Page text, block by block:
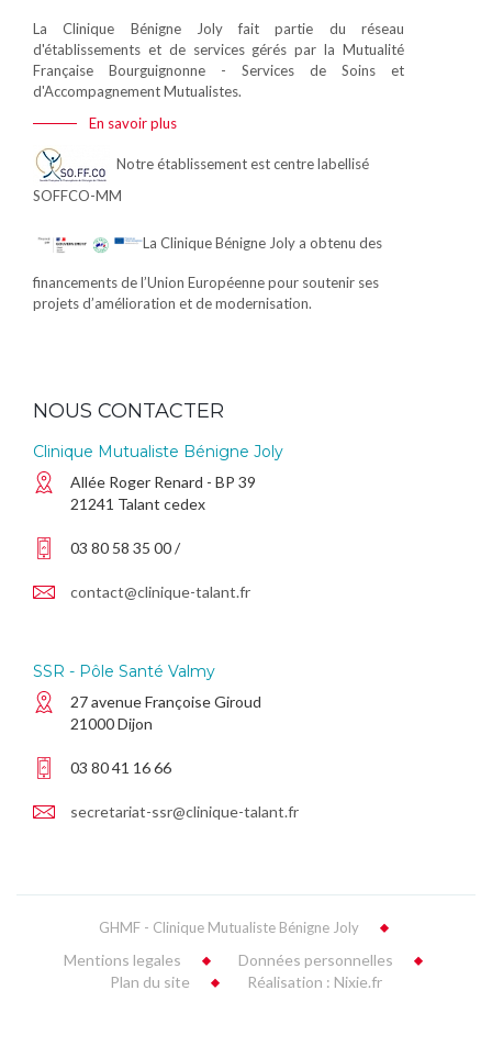
La Clinique Bénigne Joly fait partie du réseau
d'établissements et de services gérés par la Mutualité
Française Bourguignonne - Services de Soins et
d'Accompagnement Mutualistes.
En savoir plus
Notre établissement est centre labellisé
SOFFCO-MM
La Clinique Bénigne Joly a obtenu des
financements de l’Union Européenne pour soutenir ses
projets d’amélioration et de modernisation.
NOUS CONTACTER
Clinique Mutualiste Bénigne Joly
Allée Roger Renard - BP 39
21241 Talant cedex
03 80 58 35 00 /
contact@clinique-talant.fr
SSR - Pôle Santé Valmy
27 avenue Françoise Giroud
21000 Dijon
03 80 41 16 66
secretariat-ssr@clinique-talant.fr
GHMF - Clinique Mutualiste Bénigne Joly
Mentions legales
Données personnelles
Plan du site
Réalisation : Nixie.fr